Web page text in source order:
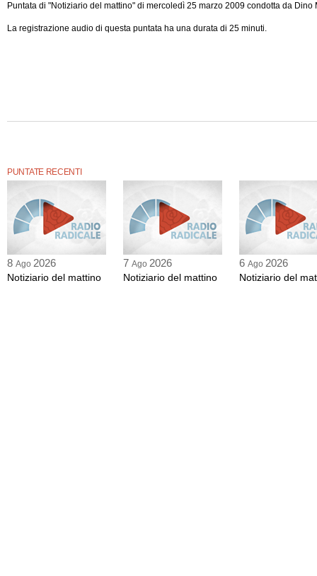
Puntata di "Notiziario del mattino" di mercoledì 25 marzo 2009 condotta da Dino
La registrazione audio di questa puntata ha una durata di 25 minuti.
PUNTATE RECENTI
8 Ago 2026
Notiziario del mattino
7 Ago 2026
Notiziario del mattino
6 Ago 2026
Notiziario del